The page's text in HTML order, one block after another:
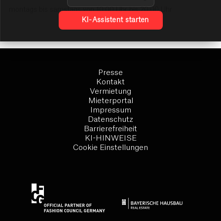
KI-Assistent starten
montags bis samstags von 10:00 Uhr bis 20:00 Uhr
Presse
Kontakt
Vermietung
Mieterportal
Impressum
Datenschutz
Barrierefreiheit
KI-HINWEISE
Cookie Einstellungen